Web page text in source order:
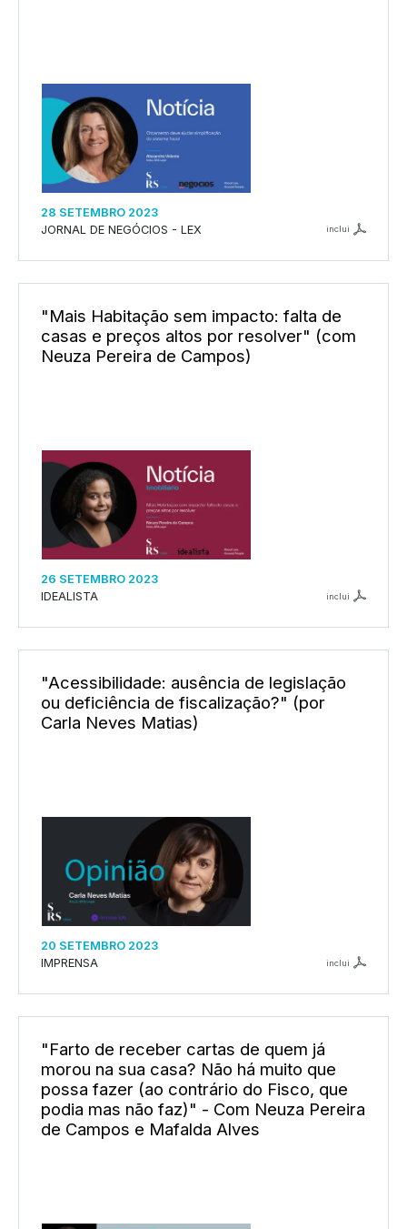
28 SETEMBRO 2023
JORNAL DE NEGÓCIOS - LEX
inclui
"Mais Habitação sem impacto: falta de
casas e preços altos por resolver" (com
Neuza Pereira de Campos)
26 SETEMBRO 2023
IDEALISTA
inclui
"Acessibilidade: ausência de legislação
ou deficiência de fiscalização?" (por
Carla Neves Matias)
20 SETEMBRO 2023
IMPRENSA
inclui
"Farto de receber cartas de quem já
morou na sua casa? Não há muito que
possa fazer (ao contrário do Fisco, que
podia mas não faz)" - Com Neuza Pereira
de Campos e Mafalda Alves